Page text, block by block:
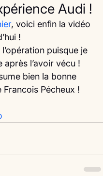
Audi !
, voici enfin la vidéo
!
puisque je
après l’avoir vécu !
bien la bonne
Pécheux !